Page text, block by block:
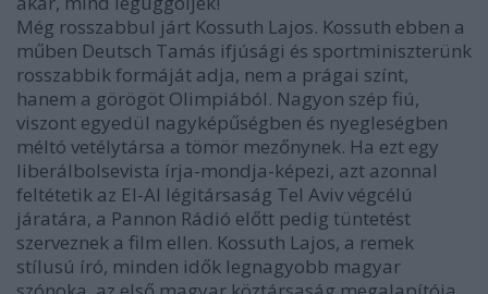
Még rosszabbul járt Kossuth Lajos. Kossuth ebben a
műben Deutsch Tamás ifjúsági és sportminiszterünk
rosszabbik formáját adja, nem a prágai színt,
hanem a görögöt Olimpiából. Nagyon szép fiú,
viszont egyedül nagyképűségben és nyegleségben
méltó vetélytársa a tömör mezőnynek. Ha ezt egy
liberálbolsevista írja-mondja-képezi, azt azonnal
feltétetik az El-Al légitársaság Tel Aviv végcélú
járatára, a Pannon Rádió előtt pedig tüntetést
szerveznek a film ellen. Kossuth Lajos, a remek
stílusú író, minden idők legnagyobb magyar